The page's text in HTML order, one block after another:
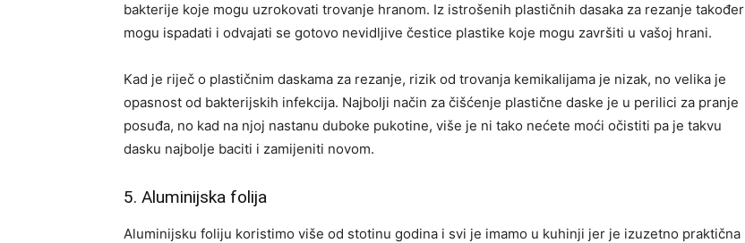
bakterije koje mogu uzrokovati trovanje hranom. Iz istrošenih plastičnih dasaka za rezanje također
mogu ispadati i odvajati se gotovo nevidljive čestice plastike koje mogu završiti u vašoj hrani.
Kad je riječ o plastičnim daskama za rezanje, rizik od trovanja kemikalijama je nizak, no velika je
opasnost od bakterijskih infekcija. Najbolji način za čišćenje plastične daske je u perilici za pranje
posuđa, no kad na njoj nastanu duboke pukotine, više je ni tako nećete moći očistiti pa je takvu
dasku najbolje baciti i zamijeniti novom.
5. Aluminijska folija
Aluminijsku foliju koristimo više od stotinu godina i svi je imamo u kuhinji jer je izuzetno praktična